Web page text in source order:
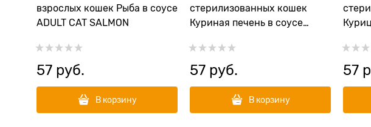
взрослых кошек Рыба в соусе
ADULT CAT SALMON
57 руб.
В корзину
стерилизованных кошек
Куриная печень в соусе
CHICKEN LIVER
57 руб.
В корзину
57